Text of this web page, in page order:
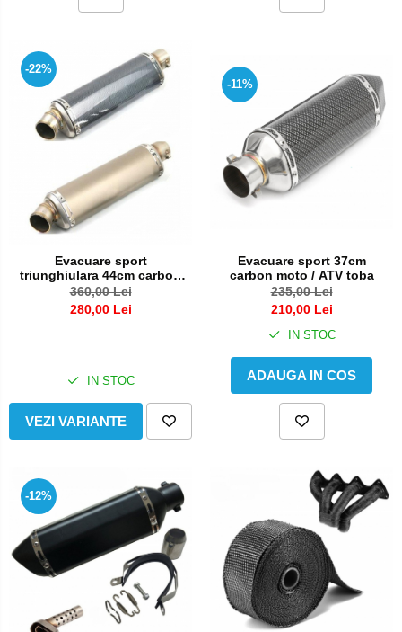
-22%
Evacuare sport
triunghiulara 44cm carbon
titan moto / ATV toba
esapament
360,00 Lei
280,00 Lei
IN STOC
VEZI VARIANTE
-11%
Evacuare sport 37cm
carbon moto / ATV toba
235,00 Lei
210,00 Lei
IN STOC
ADAUGA IN COS
-12%